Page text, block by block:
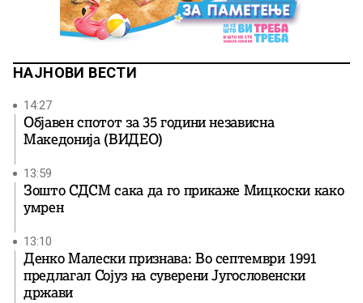
НАЈНОВИ ВЕСТИ
14:27
Објавен спотот за 35 години независна
Македонија (ВИДЕО)
13:59
Зошто СДСМ сака да го прикаже Мицкоски како
умрен
13:10
Денко Малески признава: Во септември 1991
предлагал Сојуз на суверени Југословенски
држави